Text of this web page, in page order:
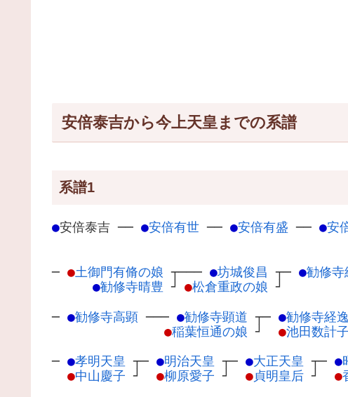
安倍泰吉から今上天皇までの系譜
系譜1
●安倍泰吉 ── ●安倍有世 ── ●安倍有盛 ── ●安
─ ●土御門有脩の娘 ┬
●勧修寺晴豊 ┘
─── ●坊城俊昌 ┬
●松倉重政の娘 ┘
─ ●勧修寺
─ ●勧修寺高顕 ─── ●勧修寺顕道 ┬
●稲葉恒通の娘 ┘
─ ●勧修寺経逸
●池田数計子
─ ●孝明天皇 ┬
●中山慶子 ┘
─ ●明治天皇 ┬
●柳原愛子 ┘
─ ●大正天皇 ┬
●貞明皇后 ┘
─ ●
●